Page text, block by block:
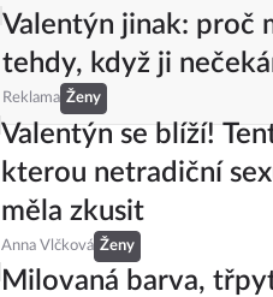
Valentýn jinak: proč
tehdy, když ji
Reklama Ženy
Valentýn se blíží!
kterou netradiční
měla zkusit
Anna Vlčková Ženy
Milovaná barva,